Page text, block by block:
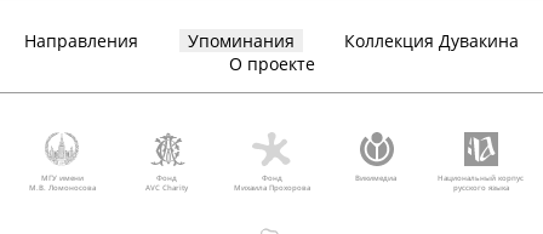
Направления Упоминания
Коллекция Дувакина
О проекте
МГУ имени
М.В. Ломоносова
Фонд
AVC Charity
Фонд
Михаила Прохорова
Викимедиа
Национальный корпус
русского языка